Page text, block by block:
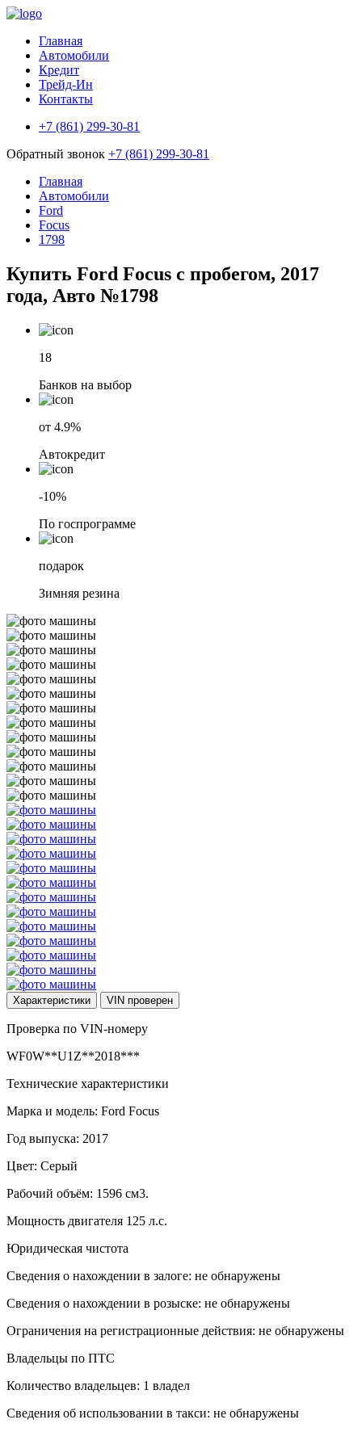
Главная
Автомобили
Кредит
Трейд-Ин
Контакты
+7 (861) 299-30-81
Обратный звонок +7 (861) 299-30-81
Главная
Автомобили
Ford
Focus
1798
Купить Ford Focus с пробегом, 2017
года, Авто №1798
18
Банков на выбор
от 4.9%
Автокредит
-10%
По госпрограмме
подарок
Зимняя резина
Характеристики VIN проверен
Проверка по VIN-номеру
WF0W**U1Z**2018***
Технические характеристики
Марка и модель: Ford Focus
Год выпуска: 2017
Цвет: Серый
Рабочий объём: 1596 см3.
Мощность двигателя 125 л.с.
Юридическая чистота
Сведения о нахождении в залоге: не обнаружены
Сведения о нахождении в розыске: не обнаружены
Ограничения на регистрационные действия: не обнаружены
Владельцы по ПТС
Количество владельцев: 1 владел
Сведения об использовании в такси: не обнаружены